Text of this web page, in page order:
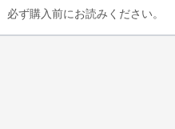
必ず購入前にお読みください。